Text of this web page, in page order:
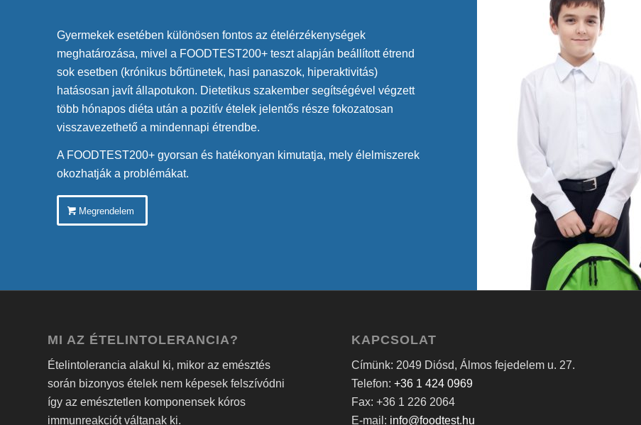
Gyermekek esetében különösen fontos az ételérzékenységek
meghatározása, mivel a FOODTEST200+ teszt alapján beállított étrend
sok esetben (krónikus bőrtünetek, hasi panaszok, hiperaktivitás)
hatásosan javít állapotukon. Dietetikus szakember segítségével végzett
több hónapos diéta után a pozitív ételek jelentős része fokozatosan
visszavezethető a mindennapi étrendbe.
A FOODTEST200+ gyorsan és hatékonyan kimutatja, mely élelmiszerek
okozhatják a problémákat.
Megrendelem
MI AZ ÉTELINTOLERANCIA?
Ételintolerancia alakul ki, mikor az emésztés
során bizonyos ételek nem képesek felszívódni
így az emésztetlen komponensek kóros
immunreakciót váltanak ki.
KAPCSOLAT
Címünk: 2049 Diósd, Álmos fejedelem u. 27.
Telefon: +36 1 424 0969
Fax: +36 1 226 2064
E-mail: info@foodtest.hu